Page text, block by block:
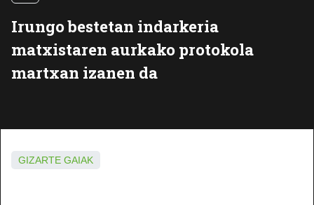
Irungo bestetan indarkeria
matxistaren aurkako protokola
martxan izanen da
GIZARTE GAIAK